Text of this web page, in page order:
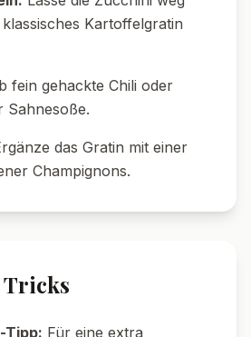
pro Portion
14 g
18g
Fett